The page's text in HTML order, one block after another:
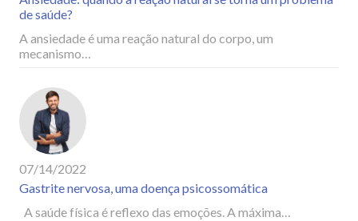
de saúde?
A ansiedade é uma reação natural do corpo, um
mecanismo…
07/14/2022
Gastrite nervosa, uma doença psicossomática
A saúde física é reflexo das emoções. A máxima…